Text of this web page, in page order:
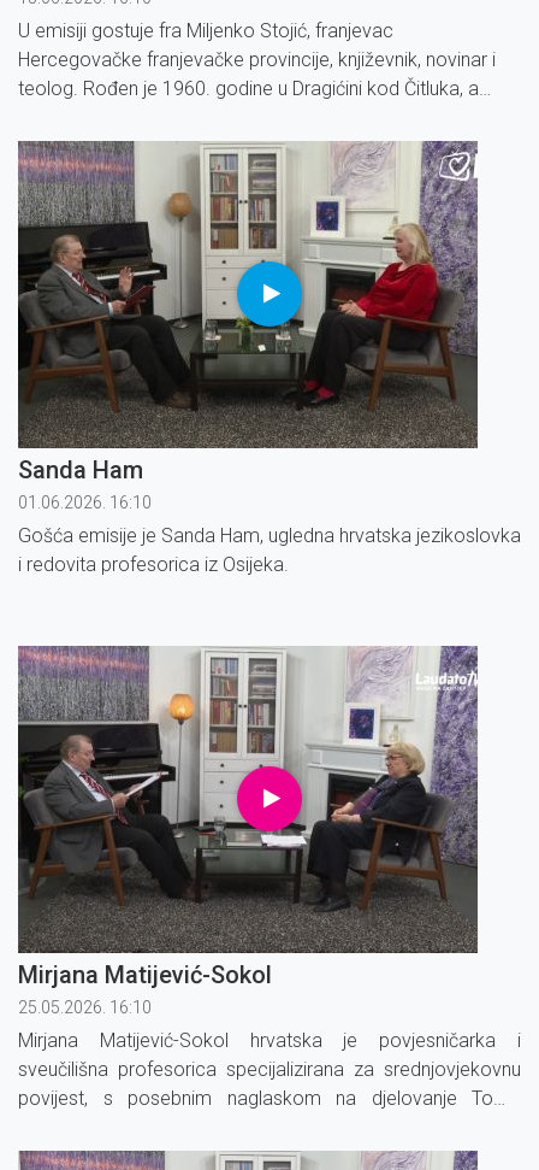
U emisiji gostuje fra Miljenko Stojić, franjevac
Hercegovačke franjevačke provincije, književnik, novinar i
teolog. Rođen je 1960. godine u Dragićini kod Čitluka, a
Jeruzalemu te magistrirao kršćansku duhovnost u Rimu.
Sanda Ham
01.06.2026. 16:10
Gošća emisije je Sanda Ham, ugledna hrvatska jezikoslovka
i redovita profesorica iz Osijeka.
Mirjana Matijević-Sokol
25.05.2026. 16:10
Mirjana Matijević-Sokol hrvatska je povjesničarka i
sveučilišna profesorica specijalizirana za srednjovjekovnu
povijest, s posebnim naglaskom na djelovanje Tome